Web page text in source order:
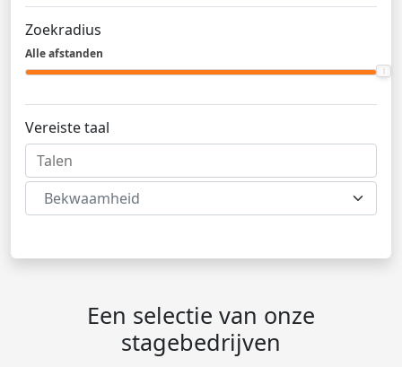
Zoekradius
Alle afstanden
Vereiste taal
Bekwaamheid
Een selectie van onze
stagebedrijven